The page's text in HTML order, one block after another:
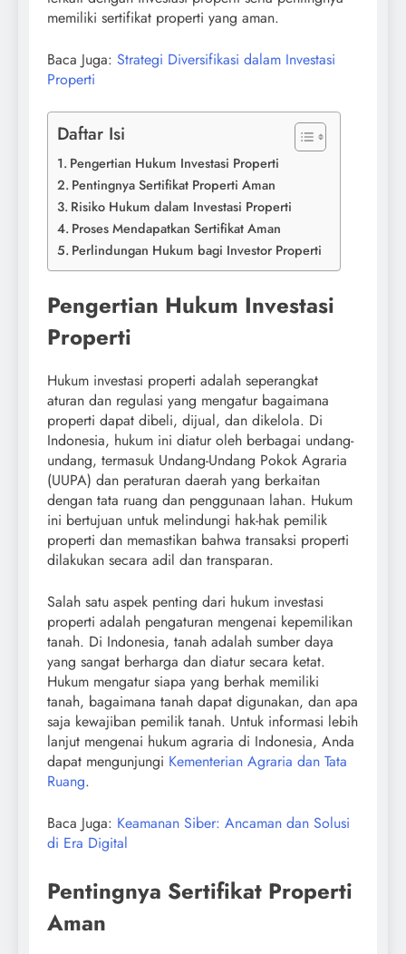
memiliki sertifikat properti yang aman.
Baca Juga: Strategi Diversifikasi dalam Investasi
Properti
Daftar Isi
Pengertian Hukum Investasi Properti
Pentingnya Sertifikat Properti Aman
Risiko Hukum dalam Investasi Properti
Proses Mendapatkan Sertifikat Aman
Perlindungan Hukum bagi Investor Properti
Pengertian Hukum Investasi
Properti
Hukum investasi properti adalah seperangkat
aturan dan regulasi yang mengatur bagaimana
properti dapat dibeli, dijual, dan dikelola. Di
Indonesia, hukum ini diatur oleh berbagai undang-
undang, termasuk Undang-Undang Pokok Agraria
(UUPA) dan peraturan daerah yang berkaitan
dengan tata ruang dan penggunaan lahan. Hukum
ini bertujuan untuk melindungi hak-hak pemilik
properti dan memastikan bahwa transaksi properti
dilakukan secara adil dan transparan.
Salah satu aspek penting dari hukum investasi
properti adalah pengaturan mengenai kepemilikan
tanah. Di Indonesia, tanah adalah sumber daya
yang sangat berharga dan diatur secara ketat.
Hukum mengatur siapa yang berhak memiliki
tanah, bagaimana tanah dapat digunakan, dan apa
saja kewajiban pemilik tanah. Untuk informasi lebih
lanjut mengenai hukum agraria di Indonesia, Anda
dapat mengunjungi Kementerian Agraria dan Tata
Ruang.
Baca Juga: Keamanan Siber: Ancaman dan Solusi
di Era Digital
Pentingnya Sertifikat Properti
Aman